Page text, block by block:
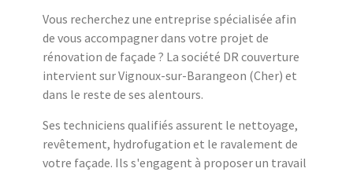
Vous recherchez une entreprise spécialisée afin
de vous accompagner dans votre projet de
rénovation de façade ? La société DR couverture
intervient sur Vignoux-sur-Barangeon (Cher) et
dans le reste de ses alentours.
Ses techniciens qualifiés assurent le nettoyage,
revêtement, hydrofugation et le ravalement de
votre façade. Ils s'engagent à proposer un travail